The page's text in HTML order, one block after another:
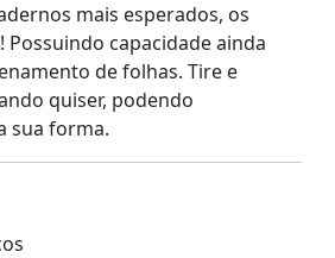
mais esperados, os
Possuindo capacidade ainda
de folhas. Tire e
quiser, podendo
sua forma.